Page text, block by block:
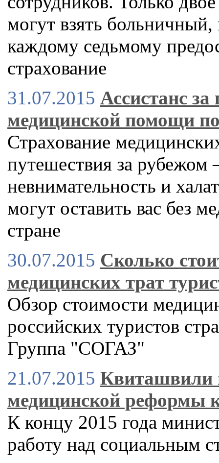
могут взять
каждому седьмому
страхование
31.07.2015 Ассистанс
медицинской помощи по
Страхование
путешествия за рубежом
невнимательность и
могут оставить вас без
стране
30.07.2015 Сколько
медицинских трат
Обзор стоимости
российских туристов
Группа "СОГАЗ"
21.07.2015 Квиташвили
медицинской реформы к
К концу 2015 года
работу над социальным